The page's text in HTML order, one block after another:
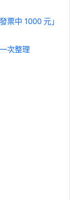
票中 1000 元」
次整理